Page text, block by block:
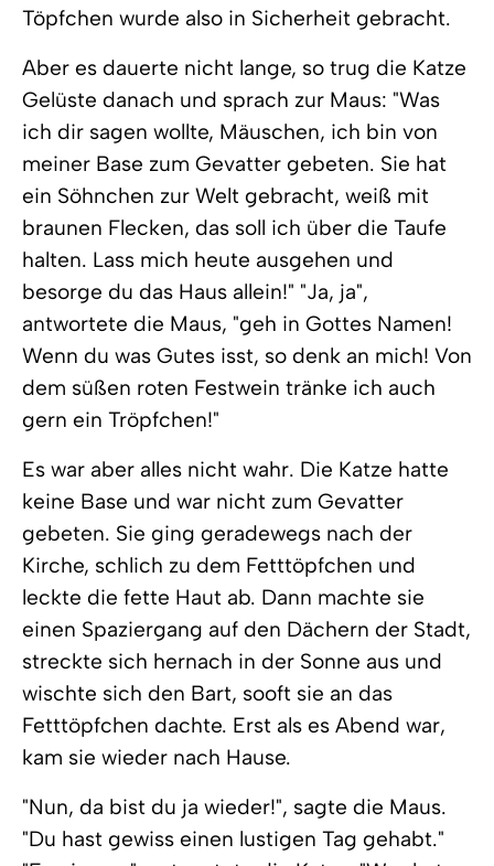
Töpfchen wurde also in Sicherheit gebracht.
Aber es dauerte nicht lange, so trug die Katze
Gelüste danach und sprach zur Maus: "Was
ich dir sagen wollte, Mäuschen, ich bin von
meiner Base zum Gevatter gebeten. Sie hat
ein Söhnchen zur Welt gebracht, weiß mit
braunen Flecken, das soll ich über die Taufe
halten. Lass mich heute ausgehen und
besorge du das Haus allein!" "Ja, ja",
antwortete die Maus, "geh in Gottes Namen!
Wenn du was Gutes isst, so denk an mich! Von
dem süßen roten Festwein tränke ich auch
gern ein Tröpfchen!"
Es war aber alles nicht wahr. Die Katze hatte
keine Base und war nicht zum Gevatter
gebeten. Sie ging geradewegs nach der
Kirche, schlich zu dem Fetttöpfchen und
leckte die fette Haut ab. Dann machte sie
einen Spaziergang auf den Dächern der Stadt,
streckte sich hernach in der Sonne aus und
wischte sich den Bart, sooft sie an das
Fetttöpfchen dachte. Erst als es Abend war,
kam sie wieder nach Hause.
"Nun, da bist du ja wieder!", sagte die Maus.
"Du hast gewiss einen lustigen Tag gehabt."